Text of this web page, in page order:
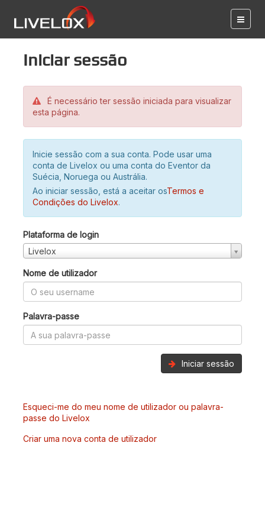
Iniciar sessão
É necessário ter sessão iniciada para visualizar
esta página.
Inicie sessão com a sua conta. Pode usar uma
conta de Livelox ou uma conta do Eventor da
Suécia, Noruega ou Austrália.
Ao iniciar sessão, está a aceitar osTermos e
Condições do Livelox.
Plataforma de login
Livelox
Nome de utilizador
Palavra-passe
Iniciar sessão
Esqueci-me do meu nome de utilizador ou palavra-
passe do Livelox
Criar uma nova conta de utilizador